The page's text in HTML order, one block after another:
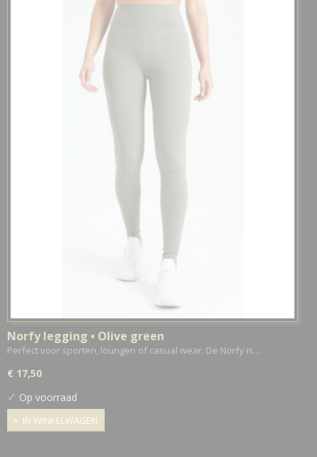
Norfy legging • Olive green
Perfect voor sporten, loungen of casual wear. De Norfy is…
€ 17,50
✓ Op voorraad
IN WINKELWAGEN